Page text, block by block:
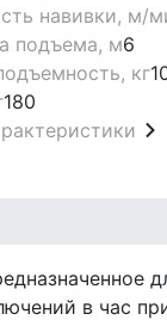
навивки, м/
подъема, м6
кг
180
в час